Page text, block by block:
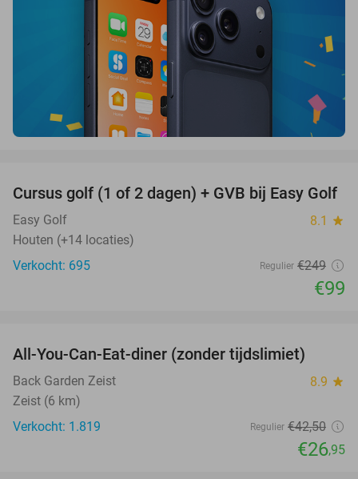
60%
Cursus golf (1 of 2 dagen) + GVB bij Easy Golf
Easy Golf 8.1 star
Houten (+14 locaties)
Verkocht: 695
Regulier €249
€99
All-You-Can-Eat-diner (zonder tijdslimiet)
Back Garden Zeist 8.9 star
Zeist (6 km)
Verkocht: 1.819
Regulier €42,50
€26,95